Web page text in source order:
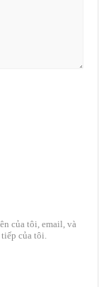
của tôi, email, và
của tôi.